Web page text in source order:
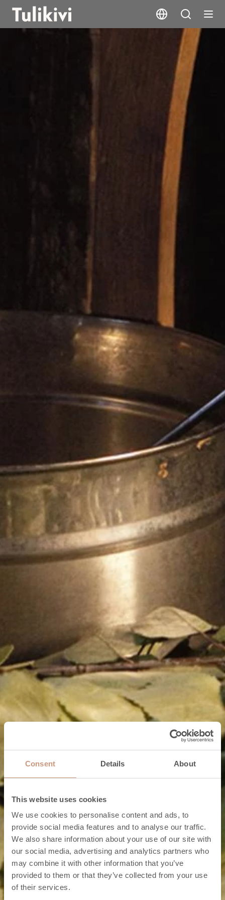
Consent Details About
This website uses cookies
We use cookies to personalise content and ads, to
provide social media features and to analyse our traffic.
We also share information about your use of our site with
our social media, advertising and analytics partners who
may combine it with other information that you’ve
provided to them or that they’ve collected from your use
of their services.